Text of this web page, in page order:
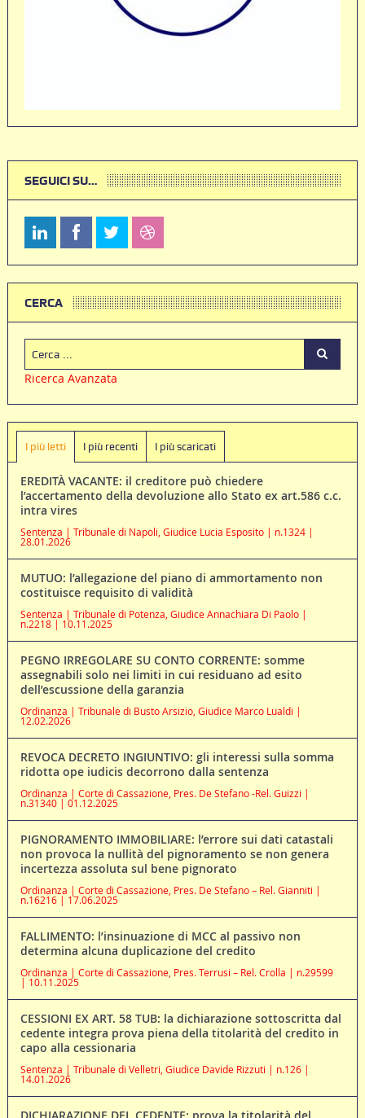
SEGUICI SU…
CERCA
Ricerca Avanzata
I più letti I più recenti I più scaricati
EREDITÀ VACANTE: il creditore può chiedere
l’accertamento della devoluzione allo Stato ex art.586 c.c.
intra vires
Sentenza | Tribunale di Napoli, Giudice Lucia Esposito | n.1324 |
28.01.2026
MUTUO: l’allegazione del piano di ammortamento non
costituisce requisito di validità
Sentenza | Tribunale di Potenza, Giudice Annachiara Di Paolo |
n.2218 | 10.11.2025
PEGNO IRREGOLARE SU CONTO CORRENTE: somme
assegnabili solo nei limiti in cui residuano ad esito
dell’escussione della garanzia
Ordinanza | Tribunale di Busto Arsizio, Giudice Marco Lualdi |
12.02.2026
REVOCA DECRETO INGIUNTIVO: gli interessi sulla somma
ridotta ope iudicis decorrono dalla sentenza
Ordinanza | Corte di Cassazione, Pres. De Stefano -Rel. Guizzi |
n.31340 | 01.12.2025
PIGNORAMENTO IMMOBILIARE: l’errore sui dati catastali
non provoca la nullità del pignoramento se non genera
incertezza assoluta sul bene pignorato
Ordinanza | Corte di Cassazione, Pres. De Stefano – Rel. Gianniti |
n.16216 | 17.06.2025
FALLIMENTO: l’insinuazione di MCC al passivo non
determina alcuna duplicazione del credito
Ordinanza | Corte di Cassazione, Pres. Terrusi – Rel. Crolla | n.29599
| 10.11.2025
CESSIONI EX ART. 58 TUB: la dichiarazione sottoscritta dal
cedente integra prova piena della titolarità del credito in
capo alla cessionaria
Sentenza | Tribunale di Velletri, Giudice Davide Rizzuti | n.126 |
14.01.2026